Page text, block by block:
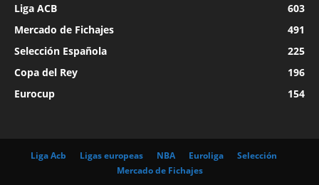
Liga ACB
603
Mercado de Fichajes
491
Selección Española
225
Copa del Rey
196
Eurocup
154
Liga Acb Ligas europeas NBA Euroliga
Selección
Mercado de Fichajes